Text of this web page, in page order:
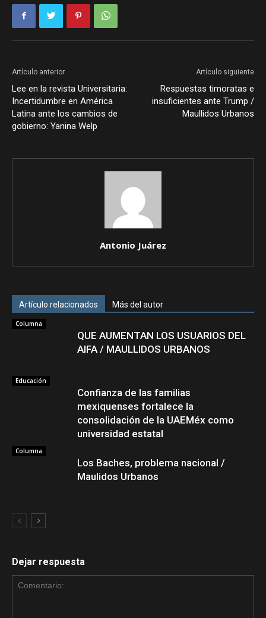
Artículo anterior
Lee en la revista Universitaria:
Incertidumbre en América
Latina ante los cambios de
gobierno: Yanina Welp
Artículo siguiente
Respuestas timoratas e
insuficientes ante Trump /
Maullidos Urbanos
Antonio Juárez
Artículo relacionados Más del autor
Columna
QUE AUMENTAN LOS USUARIOS DEL
AIFA / MAULLIDOS URBANOS
Educación
Confianza de las familias
mexiquenses fortalece la
consolidación de la UAEMéx como
universidad estatal
Columna
Los Baches, problema nacional /
Maulidos Urbanos
Dejar respuesta